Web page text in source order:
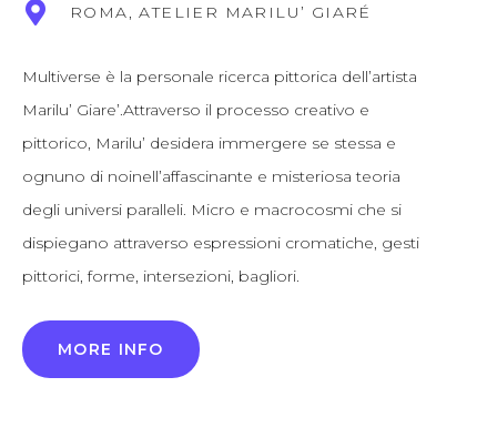
ROMA, ATELIER MARILU’ GIARÉ
Multiverse è la personale ricerca pittorica dell’artista
Marilu’ Giare’.Attraverso il processo creativo e
pittorico, Marilu’ desidera immergere se stessa e
ognuno di noinell’affascinante e misteriosa teoria
degli universi paralleli. Micro e macrocosmi che si
dispiegano attraverso espressioni cromatiche, gesti
pittorici, forme, intersezioni, bagliori.
MORE INFO